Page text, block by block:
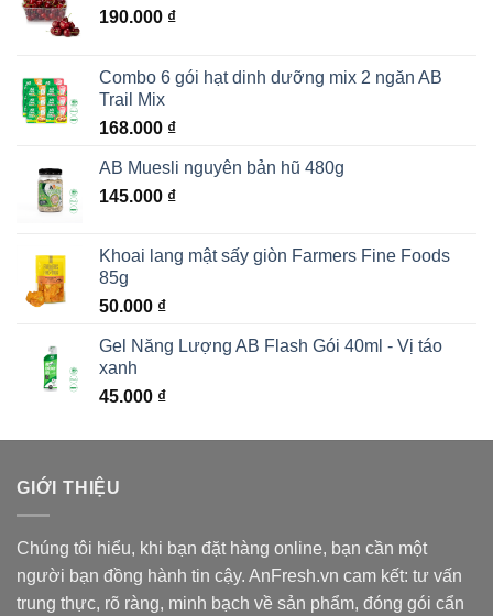
190.000 ₫
Combo 6 gói hạt dinh dưỡng mix 2 ngăn AB
Trail Mix
168.000 ₫
AB Muesli nguyên bản hũ 480g
145.000 ₫
Khoai lang mật sấy giòn Farmers Fine Foods
85g
50.000 ₫
Gel Năng Lượng AB Flash Gói 40ml - Vị táo
xanh
45.000 ₫
GIỚI THIỆU
Chúng tôi hiểu, khi bạn đặt hàng online, bạn cần một
người bạn đồng hành tin cậy. AnFresh.vn cam kết: tư vấn
trung thực, rõ ràng, minh bạch về sản phẩm, đóng gói cẩn